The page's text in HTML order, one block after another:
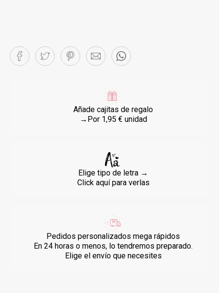
Añade cajitas de regalo
→Por 1,95 € unidad
Elige tipo de letra →
Click aquí para verlas
Pedidos personalizados mega rápidos
En 24 horas o menos, lo tendremos preparado.
Elige el envío que necesites